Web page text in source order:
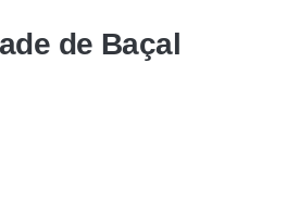
de Baçal